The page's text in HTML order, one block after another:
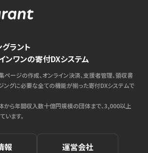
ラント
ンワンの寄付DXシステム
ページの作成、オンライン決済、支援者管理、領収書
ングに必要な全ての機能が揃った寄付DXシステムで
から年間収入数十億円規模の団体まで、3,000以上
ます。
報 運営会社